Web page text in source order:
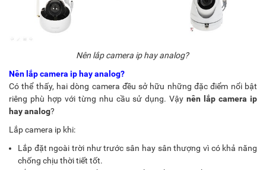
Nên lắp camera ip hay analog?
Nên lắp camera ip hay analog?
Có thể thấy, hai dòng camera đều sở hữu những đặc điểm nổi bật
riêng phù hợp với từng nhu cầu sử dụng. Vậynên lắp camera ip
hay analog?
Lắp camera ip khi:
Lắp đặt ngoài trời như trước sân hay sân thượng vì có khả năng
chống chịu thời tiết tốt.